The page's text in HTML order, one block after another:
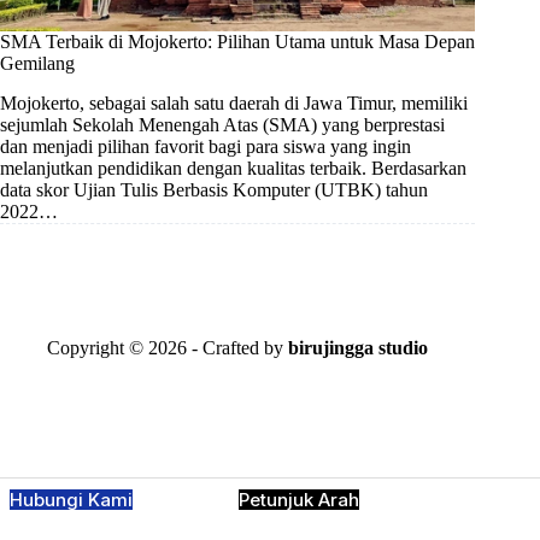
SMA Terbaik di Mojokerto: Pilihan Utama untuk Masa Depan
Gemilang
Mojokerto, sebagai salah satu daerah di Jawa Timur, memiliki
sejumlah Sekolah Menengah Atas (SMA) yang berprestasi
dan menjadi pilihan favorit bagi para siswa yang ingin
melanjutkan pendidikan dengan kualitas terbaik. Berdasarkan
data skor Ujian Tulis Berbasis Komputer (UTBK) tahun
2022…
Copyright © 2026 - Crafted bybirujingga studio
Hubungi Kami Petunjuk Arah